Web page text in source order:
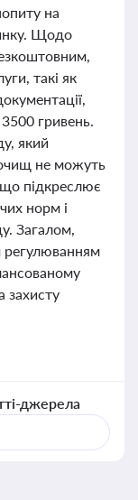
на
Щодо
такі як
гривень.
який
не можуть
що підкреслює
норм і
Загалом,
регулюванням
захисту
джерела